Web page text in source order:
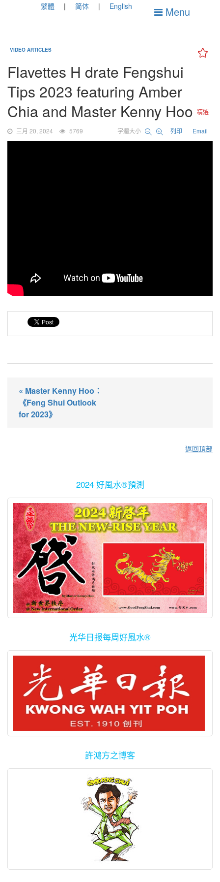
繁體 简体 English Menu
VIDEO ARTICLES
Flavettes H drate Fengshui
Tips 2023 featuring Amber
Chia and Master Kenny Hoo 精選
三月 20, 2024 5769 字體大小 列印 Email
« Master Kenny Hoo：
《Feng Shui Outlook
for 2023》
返回頂部
2024 好風水®預測
光华日报每周好風水®
許鴻方之博客